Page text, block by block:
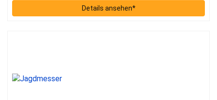
Details anse­hen*